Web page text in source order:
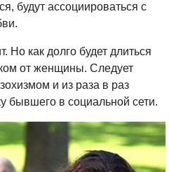
будут ассоциироваться с
Но как долго будет длиться
от женщины. Следует
и из раза в раз
бывшего в социальной сети.